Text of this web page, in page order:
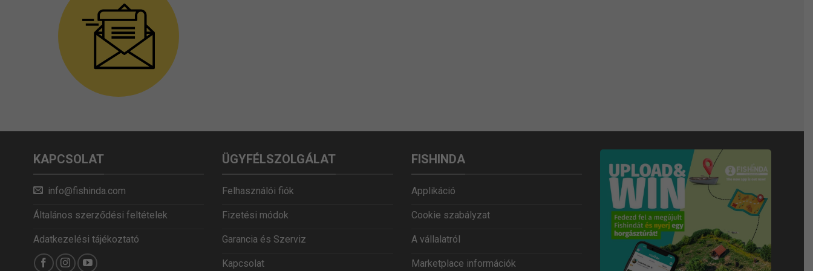
KAPCSOLAT
info@fishinda.com
Általános szerződési feltételek
Adatkezelési tájékoztató
ÜGYFÉLSZOLGÁLAT
Felhasználói fiók
Fizetési módok
Garancia és Szerviz
Kapcsolat
FISHINDA
Applikáció
Cookie szabályzat
A vállalatról
Marketplace információk